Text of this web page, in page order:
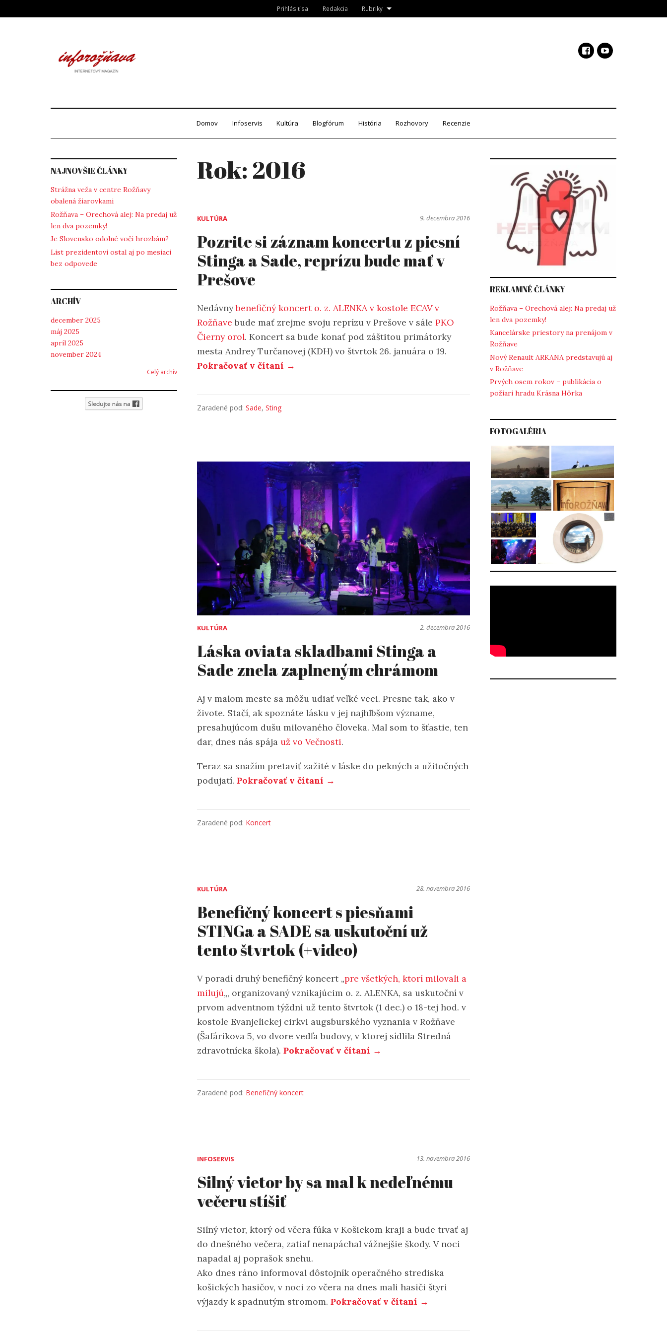
to
Prihlásiť sa Redakcia Rubriky
Domov Infoservis Kultúra Blogfórum História Rozhovory Recenzie
Rok: 2016
KULTÚRA 9. decembra 2016
Pozrite si záznam koncertu z piesní
Stinga a Sade, reprízu bude mať v
Prešove
Nedávnybenefičný koncert o. z. ALENKA v kostole ECAV v
Rožňave bude mať zrejme svoju reprízu v Prešove v sále PKO
Čierny orol. Koncert sa bude konať pod záštitou primátorky
mesta Andrey Turčanovej (KDH) vo štvrtok 26. januára o 19.
Pokračovať v čítaní →
Zaradené pod: Sade, Sting
KULTÚRA 2. decembra 2016
Láska oviata skladbami Stinga a
Sade znela zaplneným chrámom
Aj v malom meste sa môžu udiať veľké veci. Presne tak, ako v
živote. Stačí, ak spoznáte lásku v jej najhlbšom význame,
presahujúcom dušu milovaného človeka. Mal som to šťastie, ten
dar, dnes nás spája už vo Večnosti.
Teraz sa snažím pretaviť zažité v láske do pekných a užitočných
podujatí. Pokračovať v čítaní →
Zaradené pod: Koncert
KULTÚRA 28. novembra 2016
Benefičný koncert s piesňami
STINGa a SADE sa uskutoční už
tento štvrtok (+video)
V poradí druhý benefičný koncert „pre všetkých, ktorí milovali a
milujú„, organizovaný vznikajúcim o. z. ALENKA, sa uskutoční v
prvom adventnom týždni už tento štvrtok (1 dec.) o 18-tej hod. v
kostole Evanjelickej cirkvi augsburského vyznania v Rožňave
(Šafárikova 5, vo dvore vedľa budovy, v ktorej sídlila Stredná
zdravotnícka škola). Pokračovať v čítaní →
Zaradené pod: Benefičný koncert
INFOSERVIS 13. novembra 2016
Silný vietor by sa mal k nedeľnému
večeru stíšiť
Silný vietor, ktorý od včera fúka v Košickom kraji a bude trvať aj
do dnešného večera, zatiaľ nenapáchal vážnejšie škody. V noci
napadal aj poprašok snehu.
Ako dnes ráno informoval dôstojník operačného strediska
košických hasičov, v noci zo včera na dnes mali hasiči štyri
výjazdy k spadnutým stromom. Pokračovať v čítaní →
NAJNOVŠIE ČLÁNKY
Strážna veža v centre Rožňavy
obalená žiarovkami
Rožňava – Orechová alej: Na predaj už
len dva pozemky!
Je Slovensko odolné voči hrozbám?
List prezidentovi ostal aj po mesiaci
bez odpovede
ARCHÍV
december 2025
máj 2025
apríl 2025
november 2024
Celý archív
REKLAMNÉ ČLÁNKY
Rožňava – Orechová alej: Na predaj už
len dva pozemky!
Kancelárske priestory na prenájom v
Rožňave
Nový Renault ARKANA predstavujú aj
v Rožňave
Prvých osem rokov – publikácia o
požiari hradu Krásna Hôrka
FOTOGALÉRIA